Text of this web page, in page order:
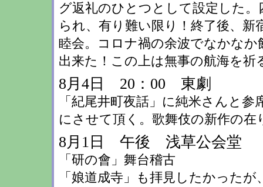
グ返礼のひとつとして設定した
られ、有り難い限り！終了後、
睦会。コロナ禍の余波でなかな
出来た！この上は無事の航海を祈
8月4日 20：00 東劇
「紀尾井町夜話」に純米さんと
にさせて頂く。歌舞伎の新作の
8月1日 午後 浅草公会堂
「研の會」舞台稽古
「娘道成寺」も拝見したかった